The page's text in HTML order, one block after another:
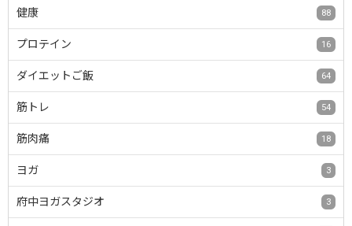
健康 88
プロテイン 16
ダイエットご飯 64
筋トレ 54
筋肉痛 18
ヨガ 3
府中ヨガスタジオ 3